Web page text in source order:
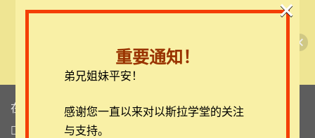
在线客服
ezrahall@timotai.org
重要通知！
弟兄姐妹平安！
感谢您一直以来对以斯拉学堂的关注
与支持。
×
查看课程